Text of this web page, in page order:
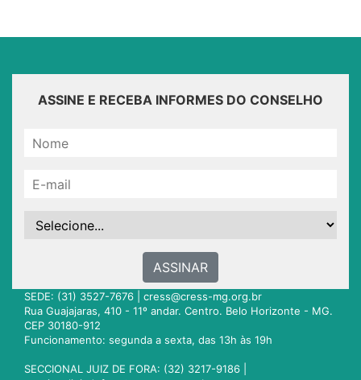
ASSINE E RECEBA INFORMES DO CONSELHO
ASSINAR
SEDE: (31) 3527-7676 | cress@cress-mg.org.br
Rua Guajajaras, 410 - 11º andar. Centro. Belo Horizonte - MG.
CEP 30180-912
Funcionamento: segunda a sexta, das 13h às 19h
SECCIONAL JUIZ DE FORA: (32) 3217-9186 |